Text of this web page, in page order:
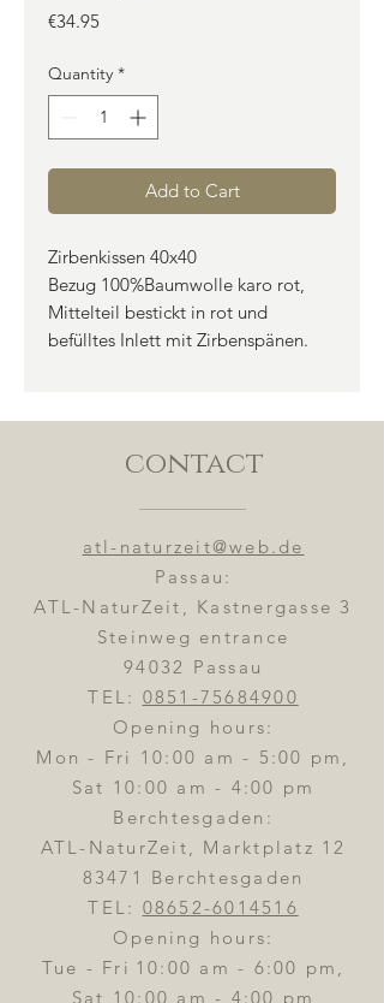
€34.95Price
Quantity *
Add to Cart
Zirbenkissen 40x40
Bezug 100%Baumwolle karo rot,
Mittelteil bestickt in rot und
befülltes Inlett mit Zirbenspänen.
contact
atl-naturzeit@web.de
Passau:
ATL-NaturZeit, Kastnergasse 3
Steinweg entrance
94032 Passau
TEL: 0851-75684900
Opening hours:
Mon - Fri 10:00 am - 5:00 pm,
Sat 10:00 am - 4:00 pm
Berchtesgaden:
ATL-NaturZeit, Marktplatz 12
83471 Berchtesgaden
TEL: 08652-6014516
Opening hours:
Tue - Fri 10:00 am - 6:00 pm,
Sat 10:00 am - 4:00 pm